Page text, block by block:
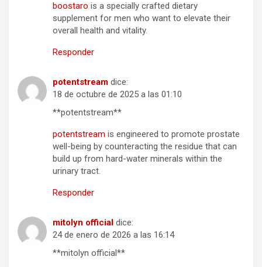
boostaro is a specially crafted dietary
supplement for men who want to elevate their
overall health and vitality.
Responder
potentstream dice:
18 de octubre de 2025 a las 01:10
** potentstream**
potentstream is engineered to promote prostate
well-being by counteracting the residue that can
build up from hard-water minerals within the
urinary tract.
Responder
mitolyn official dice:
24 de enero de 2026 a las 16:14
**mitolyn official**